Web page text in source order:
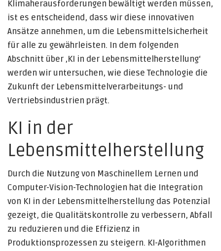
Klimaherausforderungen bewältigt werden müssen,
ist es entscheidend, dass wir diese innovativen
Ansätze annehmen, um die Lebensmittelsicherheit
für alle zu gewährleisten. In dem folgenden
Abschnitt über ‚KI in der Lebensmittelherstellung‘
werden wir untersuchen, wie diese Technologie die
Zukunft der Lebensmittelverarbeitungs- und
Vertriebsindustrien prägt.
KI in der
Lebensmittelherstellung
Durch die Nutzung von Maschinellem Lernen und
Computer-Vision-Technologien hat die Integration
von KI in der Lebensmittelherstellung das Potenzial
gezeigt, die Qualitätskontrolle zu verbessern, Abfall
zu reduzieren und die Effizienz in
Produktionsprozessen zu steigern. KI-Algorithmen